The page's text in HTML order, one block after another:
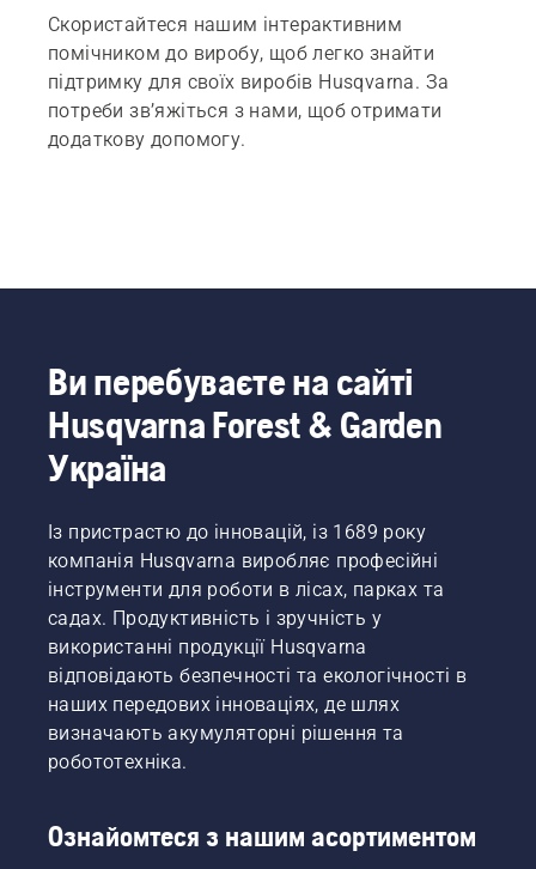
Скористайтеся нашим інтерактивним
помічником до виробу, щоб легко знайти
підтримку для своїх виробів Husqvarna. За
потреби зв’яжіться з нами, щоб отримати
додаткову допомогу.
Ви перебуваєте на сайті
Husqvarna Forest & Garden
Україна
Із пристрастю до інновацій, із 1689 року
компанія Husqvarna виробляє професійні
інструменти для роботи в лісах, парках та
садах. Продуктивність і зручність у
використанні продукції Husqvarna
відповідають безпечності та екологічності в
наших передових інноваціях, де шлях
визначають акумуляторні рішення та
робототехніка.
Ознайомтеся з нашим асортиментом